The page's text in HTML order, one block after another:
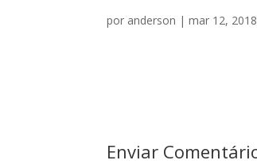
por anderson |mar 12, 2018
Enviar